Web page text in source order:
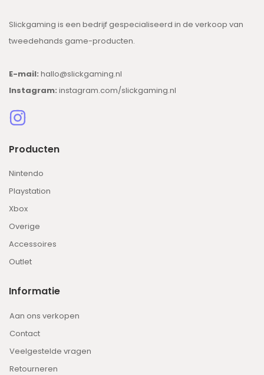
Slickgaming is een bedrijf gespecialiseerd in de verkoop van
tweedehands game-producten.
E-mail: hallo@slickgaming.nl
Instagram: instagram.com/slickgaming.nl
Producten
Nintendo
Playstation
Xbox
Overige
Accessoires
Outlet
Informatie
Aan ons verkopen
Contact
Veelgestelde vragen
Retourneren